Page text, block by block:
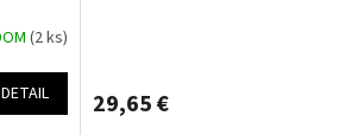
(2 ks)
DETAIL 29,65 €